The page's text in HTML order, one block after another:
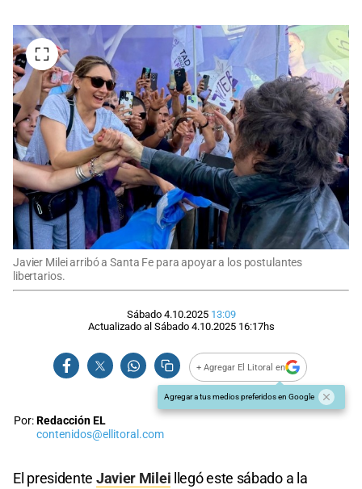
Javier Milei arribó a Santa Fe para apoyar a los postulantes
libertarios.
Sábado 4.10.2025 13:09
Actualizado al Sábado 4.10.2025 16:17hs
+ Agregar El Litoral en
Agregar a tus medios preferidos en Google
Por:Redacción EL
contenidos@ellitoral.com
El presidente Javier Milei llegó este sábado a la